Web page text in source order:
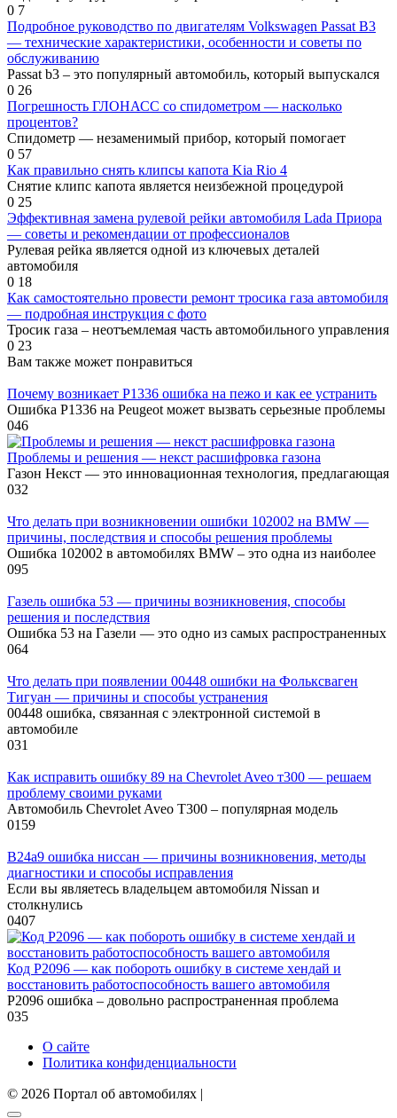
0 7
Подробное руководство по двигателям Volkswagen Passat B3
— технические характеристики, особенности и советы по
обслуживанию
Passat b3 – это популярный автомобиль, который выпускался
0 26
Погрешность ГЛОНАСС со спидометром — насколько
процентов?
Спидометр — незаменимый прибор, который помогает
0 57
Как правильно снять клипсы капота Kia Rio 4
Снятие клипс капота является неизбежной процедурой
0 25
Эффективная замена рулевой рейки автомобиля Lada Приора
— советы и рекомендации от профессионалов
Рулевая рейка является одной из ключевых деталей
автомобиля
0 18
Как самостоятельно провести ремонт тросика газа автомобиля
— подробная инструкция с фото
Тросик газа – неотъемлемая часть автомобильного управления
0 23
Вам также может понравиться
Почему возникает Р1336 ошибка на пежо и как ее устранить
Ошибка Р1336 на Peugeot может вызвать серьезные проблемы
046
Проблемы и решения — некст расшифровка газона
Газон Некст — это инновационная технология, предлагающая
032
Что делать при возникновении ошибки 102002 на BMW —
причины, последствия и способы решения проблемы
Ошибка 102002 в автомобилях BMW – это одна из наиболее
095
Газель ошибка 53 — причины возникновения, способы
решения и последствия
Ошибка 53 на Газели — это одно из самых распространенных
064
Что делать при появлении 00448 ошибки на Фольксваген
Тигуан — причины и способы устранения
00448 ошибка, связанная с электронной системой в
автомобиле
031
Как исправить ошибку 89 на Chevrolet Aveo т300 — решаем
проблему своими руками
Автомобиль Chevrolet Aveo T300 – популярная модель
0159
B24a9 ошибка ниссан — причины возникновения, методы
диагностики и способы исправления
Если вы являетесь владельцем автомобиля Nissan и
столкнулись
0407
Код Р2096 — как побороть ошибку в системе хендай и
восстановить работоспособность вашего автомобиля
Р2096 ошибка – довольно распространенная проблема
035
О сайте
Политика конфиденциальности
© 2026 Портал об автомобилях |